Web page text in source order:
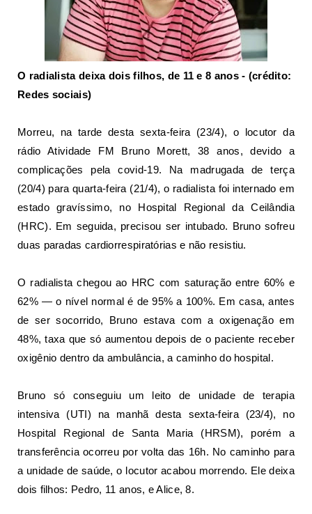
O radialista deixa dois filhos, de 11 e 8 anos - (crédito:
Redes sociais)
Morreu, na tarde desta sexta-feira (23/4), o locutor da
rádio Atividade FM Bruno Morett,38 anos, devido a
complicações pela covid-19. Na madrugada de terça
(20/4) para quarta-feira (21/4), o radialista foi internado em
estado gravíssimo, no Hospital Regional da Ceilândia
(HRC). Em seguida, precisou ser intubado. Bruno sofreu
duas paradas cardiorrespiratórias e não resistiu.
O radialista chegou ao HRC com saturação entre 60% e
62% — o nível normal é de 95% a 100%. Em casa, antes
de ser socorrido, Bruno estava com a oxigenação em
48%, taxa que só aumentou depois de o paciente receber
oxigênio dentro da ambulância, a caminho do hospital.
Bruno só conseguiu um leito de unidade de terapia
intensiva (UTI) na manhã desta sexta-feira (23/4), no
Hospital Regional de Santa Maria (HRSM), porém a
transferência ocorreu por volta das 16h. No caminho para
a unidade de saúde, o locutor acabou morrendo. Ele deixa
dois filhos: Pedro, 11 anos, e Alice, 8.